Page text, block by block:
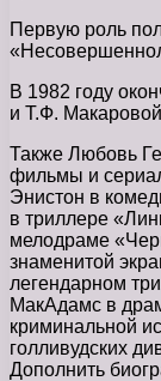
Первую роль
В 1982 году
и Т.Ф.
Также Любовь
фильмы и
Энистон в
в триллере
мелодраме
знаменитой
легендарном
МакАдамс в
криминальной
голливудских
Дополнить